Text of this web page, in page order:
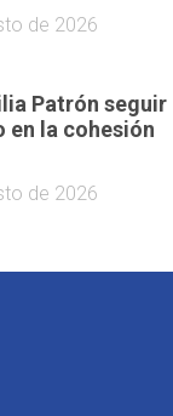
de 2026
Patrón seguir
en la cohesión
de 2026